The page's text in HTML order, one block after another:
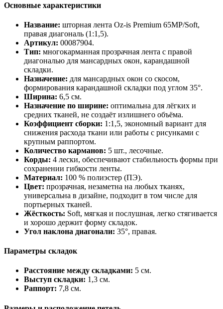
Основные характеристики
Название: шторная лента Oz-is Premium 65MP/Soft,
правая диагональ (1:1,5).
Артикул: 00087904.
Тип: многокарманная прозрачная лента с правой
диагональю для мансардных окон, карандашной
складки.
Назначение: для мансардных окон со скосом,
формирования карандашной складки под углом 35°.
Ширина: 6,5 см.
Назначение по ширине: оптимальна для лёгких и
средних тканей, не создаёт излишнего объёма.
Коэффициент сборки: 1:1,5, экономный вариант для
снижения расхода ткани или работы с рисунками с
крупным раппортом.
Количество карманов: 5 шт., лесочные.
Корды: 4 лески, обеспечивают стабильность формы при
сохранении гибкости ленты.
Материал: 100 % полиэстер (ПЭ).
Цвет: прозрачная, незаметна на любых тканях,
универсальна в дизайне, подходит в том числе для
портьерных тканей.
Жёсткость: Soft, мягкая и послушная, легко стягивается
и хорошо держит форму складок.
Угол наклона диагонали: 35°, правая.
Параметры складок
Расстояние между складками: 5 см.
Выступ складки: 1,3 см.
Раппорт: 7,8 см.